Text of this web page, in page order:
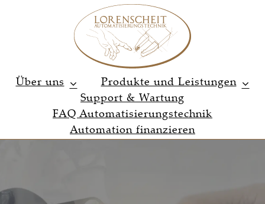
Über uns
Produkte und Leistungen
Support & Wartung
FAQ Automatisierungstechnik
Automation finanzieren